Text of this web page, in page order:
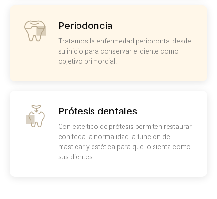
Periodoncia
Tratamos la enfermedad periodontal desde
su inicio para conservar el diente como
objetivo primordial.
Prótesis dentales
Con este tipo de prótesis permiten restaurar
con toda la normalidad la función de
masticar y estética para que lo sienta como
sus dientes.